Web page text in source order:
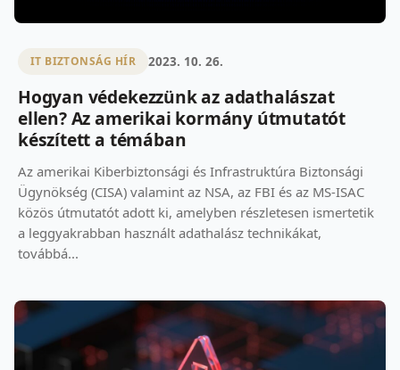
IT BIZTONSÁG HÍR 2023. 10. 26.
Hogyan védekezzünk az adathalászat
ellen? Az amerikai kormány útmutatót
készített a témában
Az amerikai Kiberbiztonsági és Infrastruktúra Biztonsági
Ügynökség (CISA) valamint az NSA, az FBI és az MS-ISAC
közös útmutatót adott ki, amelyben részletesen ismertetik
a leggyakrabban használt adathalász technikákat,
továbbá...